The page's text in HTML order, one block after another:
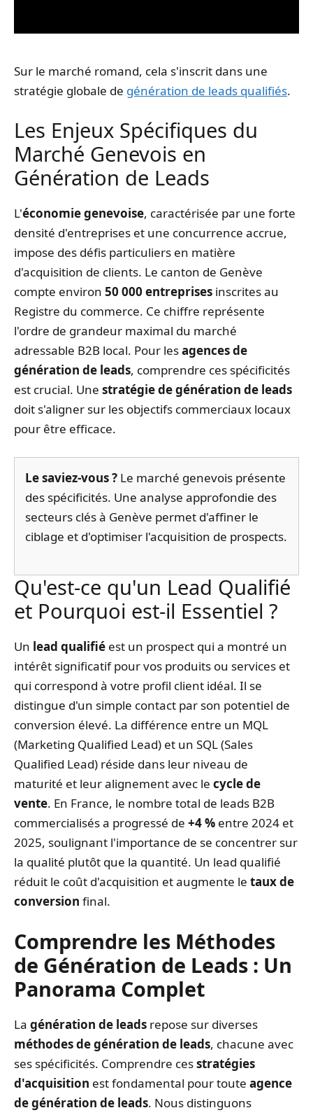
Sur le marché romand, cela s'inscrit dans une
stratégie globale de génération de leads qualifiés.
Les Enjeux Spécifiques du
Marché Genevois en
Génération de Leads
L'économie genevoise, caractérisée par une forte
densité d'entreprises et une concurrence accrue,
impose des défis particuliers en matière
d'acquisition de clients. Le canton de Genève
compte environ 50 000 entreprises inscrites au
Registre du commerce. Ce chiffre représente
l'ordre de grandeur maximal du marché
adressable B2B local. Pour lesagences de
génération de leads, comprendre ces spécificités
est crucial. Une stratégie de génération de leads
doit s'aligner sur les objectifs commerciaux locaux
pour être efficace.
Le saviez-vous ? Le marché genevois présente
des spécificités. Une analyse approfondie des
secteurs clés à Genève permet d'affiner le
ciblage et d'optimiser l'acquisition de prospects.
Qu'est-ce qu'un Lead Qualifié
et Pourquoi est-il Essentiel ?
Un lead qualifié est un prospect qui a montré un
intérêt significatif pour vos produits ou services et
qui correspond à votre profil client idéal. Il se
distingue d'un simple contact par son potentiel de
conversion élevé. La différence entre un MQL
(Marketing Qualified Lead) et un SQL (Sales
Qualified Lead) réside dans leur niveau de
maturité et leur alignement avec le cycle de
vente. En France, le nombre total de leads B2B
commercialisés a progressé de +4 % entre 2024 et
2025, soulignant l'importance de se concentrer sur
la qualité plutôt que la quantité. Un lead qualifié
réduit le coût d'acquisition et augmente le taux de
conversion final.
Comprendre les Méthodes
de Génération de Leads : Un
Panorama Complet
La génération de leads repose sur diverses
méthodes de génération de leads, chacune avec
ses spécificités. Comprendre cesstratégies
d'acquisition est fondamental pour toute agence
de génération de leads. Nous distinguons